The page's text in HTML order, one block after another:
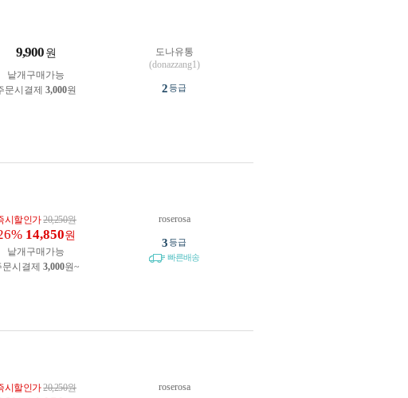
9,900 원
낱개구매가능
문시결제 3,000원
도나유통
(donazzang1)
2등급
시할인가20,250원
14,850원
낱개구매가능
문시결제 3,000원~
roserosa
3등급
빠른배송
시할인가20,250원 roserosa